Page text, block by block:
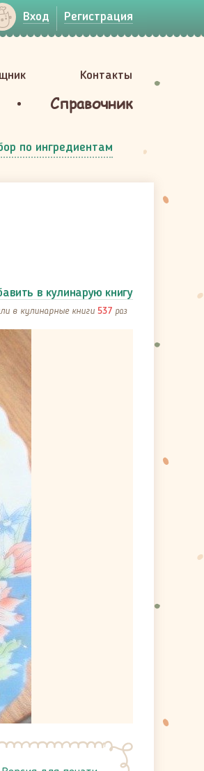
Вход Регистрация
Контакты
Справочник
по ингредиентам
в кулинарую книгу
в кулинарные книги 537 раз